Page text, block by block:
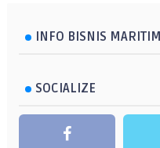
INFO BISNIS MARITIM
SOCIALIZE